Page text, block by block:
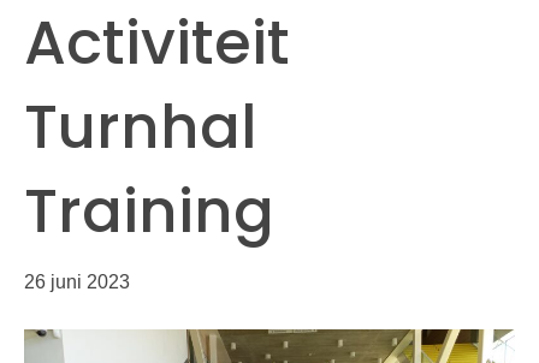
Activiteit
Turnhal
Training
26 juni 2023